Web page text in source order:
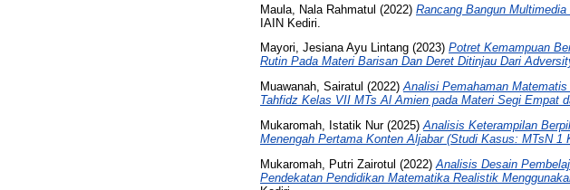
Maula, Nala Rahmatul (2022) Rancang Bangun
IAIN Kediri.
Mayori, Jesiana Ayu Lintang (2023) Potret Kemampuan
Rutin Pada Materi Barisan Dan Deret Ditinjau Dari
Muawanah, Sairatul (2022)Analisi Pemahaman
Tahfidz Kelas VII MTs Al Amien pada Materi Segi Empat
Mukaromah, Istatik Nur(2025)Analisis Keterampilan
Menengah Pertama Konten Aljabar (Studi Kasus: MTsN 1
Mukaromah, Putri Zairotul (2022) Analisis Desain
Pendekatan Pendidikan Matematika Realistik